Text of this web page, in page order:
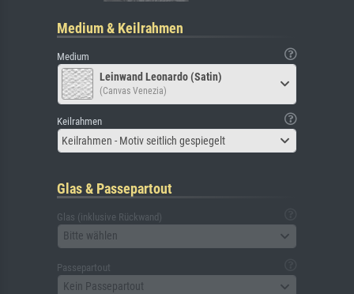
Medium & Keilrahmen
Medium
Leinwand Leonardo (Satin)
(Canvas Venezia)
Keilrahmen
Keilrahmen - Motiv seitlich gespiegelt
Glas & Passepartout
Glas (inklusive Rückwand)
Bitte wählen
Passepartout
Kein Passepartout